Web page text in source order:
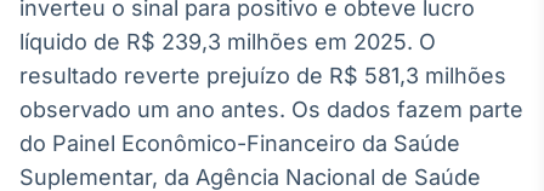
Broadcast
Energia
O setor de
energia elétrica
no Brasil
inverteu o sinal para positivo e obteve lucro
líquido de R$ 239,3 milhões em 2025. O
resultado reverte prejuízo de R$ 581,3 milhões
observado um ano antes. Os dados fazem parte
do Painel Econômico-Financeiro da Saúde
Suplementar, da Agência Nacional de Saúde